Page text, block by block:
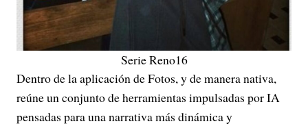
Serie Reno16
Dentro de la aplicación de Fotos, y de manera nativa,
reúne un conjunto de herramientas impulsadas por IA
pensadas para una narrativa más dinámica y